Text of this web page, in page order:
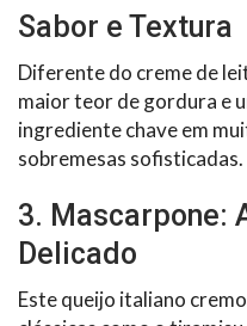
Sabor e Textura
Diferente do creme de
maior teor de gordura e
ingrediente chave em
sobremesas sofisticadas.
3. Mascarpone:
Delicado
Este queijo italiano